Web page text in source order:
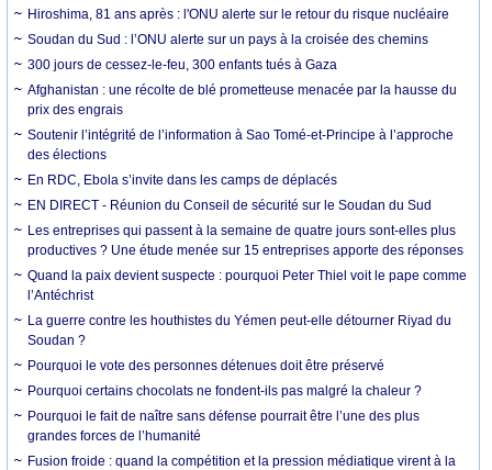
Hiroshima, 81 ans après : l'ONU alerte sur le retour du risque nucléaire
Soudan du Sud : l’ONU alerte sur un pays à la croisée des chemins
300 jours de cessez-le-feu, 300 enfants tués à Gaza
Afghanistan : une récolte de blé prometteuse menacée par la hausse du
prix des engrais
Soutenir l’intégrité de l’information à Sao Tomé-et-Principe à l’approche
des élections
En RDC, Ebola s’invite dans les camps de déplacés
EN DIRECT - Réunion du Conseil de sécurité sur le Soudan du Sud
Les entreprises qui passent à la semaine de quatre jours sont-elles plus
productives ? Une étude menée sur 15 entreprises apporte des réponses
Quand la paix devient suspecte : pourquoi Peter Thiel voit le pape comme
l’Antéchrist
La guerre contre les houthistes du Yémen peut-elle détourner Riyad du
Soudan ?
Pourquoi le vote des personnes détenues doit être préservé
Pourquoi certains chocolats ne fondent-ils pas malgré la chaleur ?
Pourquoi le fait de naître sans défense pourrait être l’une des plus
grandes forces de l’humanité
Fusion froide : quand la compétition et la pression médiatique virent à la